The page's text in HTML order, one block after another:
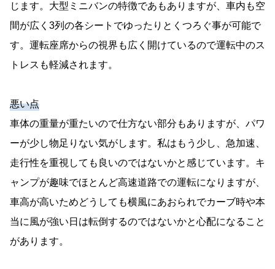
じます。大型ミニバンの特徴であもありますが、車内も空
間が広く3列の各シートでゆったりとくつろぐ事が可能で
す。運転座席からの視界も広く開けているので運転中のス
トレスも軽減されます。
悪い点
車体の重量が重たいので仕方ない部分もありますが、パワ
ーが少し物足りない気がします。私はもう少し、急加速、
走行性を重視しても良いのではないかと感じています。キ
ャンプが趣味でほとんど高速道路での運転になりますが、
車高が高いためどうしても横風にあおられでカーブ時や本
当に風が強い日は転倒するのではないかと心配になること
があります。